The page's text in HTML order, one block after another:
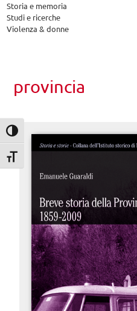
Attiva/disattiva alto contrasto
Attiva/disattiva dimensione testo
Storia e memoria
Studi e ricerche
Violenza & donne
provincia